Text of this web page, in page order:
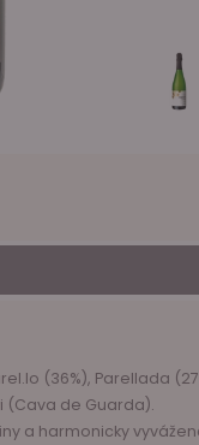
(36%), Parellada
(Cava de Guarda).
a harmonicky